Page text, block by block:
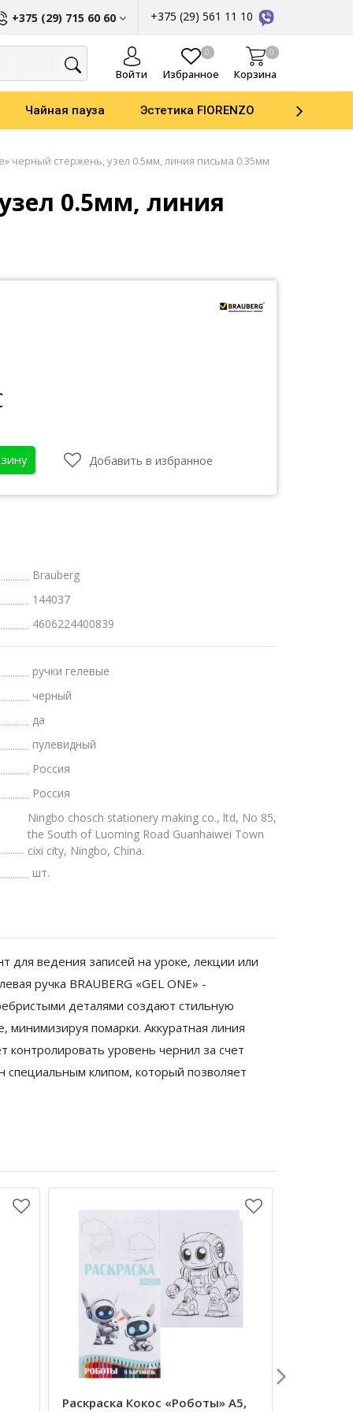
+375 (29) 715 60 60 +375 (29) 561 11 10
Войти
0
Избранное
0
Корзина
Чайная пауза Эстетика FIORENZO Parker
черный стержень, узел 0.5мм, линия письма 0.35мм
0.5мм, линия
Добавить в избранное
Brauberg
144037
4606224400839
ручки гелевые
черный
да
пулевидный
Россия
Россия
Ningbo chosch stationery making co., ltd, No 85,
the South of Luoming Road Guanhaiwei Town
cixi city, Ningbo, China.
шт.
для ведения записей на уроке, лекции или
ручка BRAUBERG «GEL ONE» -
деталями создают стильную
минимизируя помарки. Аккуратная линия
контролировать уровень чернил за счет
специальным клипом, который позволяет
Раскраска Кокос «Роботы» А5,